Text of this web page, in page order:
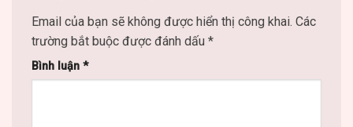
Email của bạn sẽ không được hiển thị công khai. Các
trường bắt buộc được đánh dấu *
Bình luận *